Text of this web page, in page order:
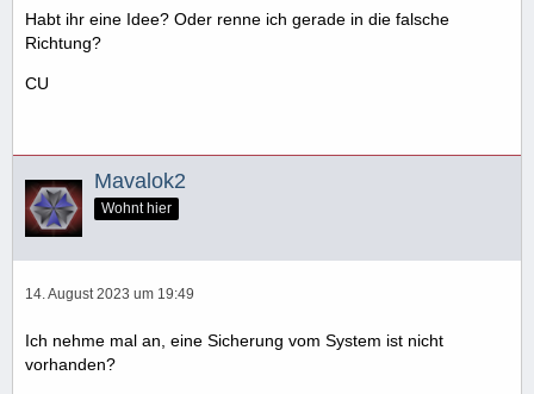
Habt ihr eine Idee? Oder renne ich gerade in die falsche
Richtung?
CU
Mavalok2
Wohnt hier
14. August 2023 um 19:49
Ich nehme mal an, eine Sicherung vom System ist nicht
vorhanden?